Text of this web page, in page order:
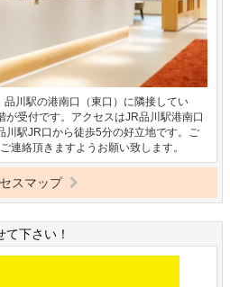
川駅の港南口（東口）に隣接してい
が受付です。アクセスはJR品川駅港南口
川駅JR口から徒歩5分の好立地です。ご
連絡頂きますようお願い致します。
スマップ
下さい！